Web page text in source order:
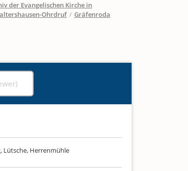
der Evangelischen Kirche in
Ohrdruf / Gräfenroda
Lütsche, Herrenmühle